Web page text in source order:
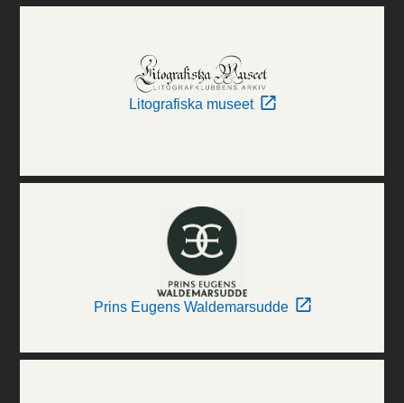
Litografiska museet
Prins Eugens Waldemarsudde